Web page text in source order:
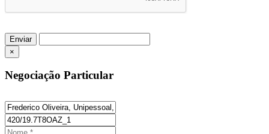
Enviar
×
Negociação Particular